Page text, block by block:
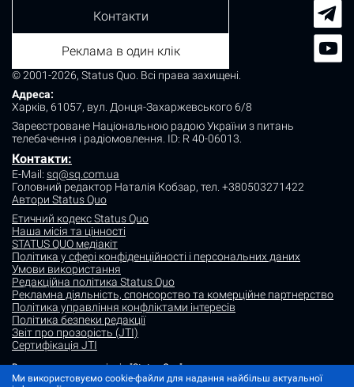
© 2001-2026, Status Quo. Всі права захищені.
Адреса:
Харків, 61057, вул. Донця-Захаржевського 6/8
Зареєстроване Національною радою України з питань
телебачення і радіомовлення. ID: R 40-06013.
Контакти:
E-Mail: sq@sq.com.ua
Головний редактор Наталія Кобзар, тел. +380503271422
Автори Status Quo
Етичний кодекс Status Quo
Наша місія та цінності
STATUS QUO медіакіт
Політика у сфері конфіденційності і персональних даних
Умови використання
Редакційна політика Status Quo
Рекламна діяльність, спонсорство та комерційне партнерство
Політика управління конфліктами інтересів
Політика безпеки редакції
Звіт про прозорість (JTI)
Сертифікація JTI
Контакти
Реклама в один клік
Використання матеріалів "Status Quo" дозволяється за умови
посилання (для інтернет-видань - гіперпосилання) на "Status quo".
Ми використовуємо cookie-файли для надання найбільш актуальної